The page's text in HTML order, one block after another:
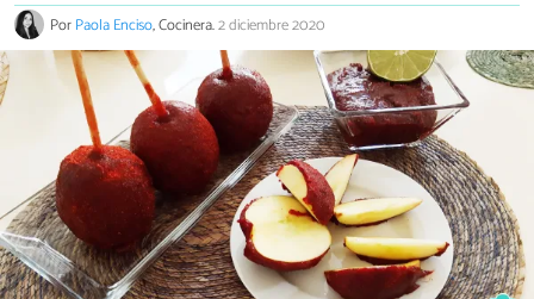
PorPaola Enciso, Cocinera.2 diciembre 2020